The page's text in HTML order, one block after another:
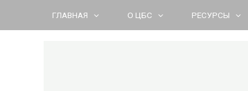
ГЛАВНАЯ О ЦБС РЕСУРСЫ